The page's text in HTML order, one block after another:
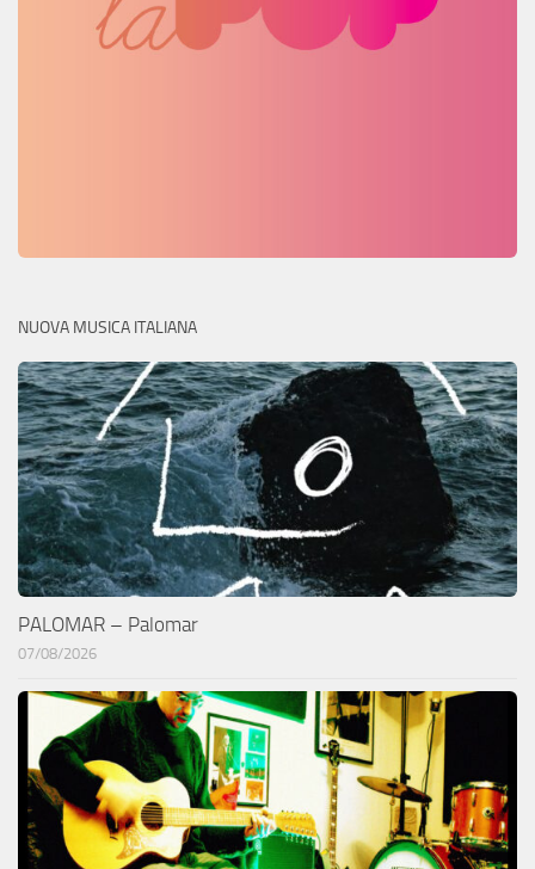
NUOVA MUSICA ITALIANA
PALOMAR – Palomar
07/08/2026